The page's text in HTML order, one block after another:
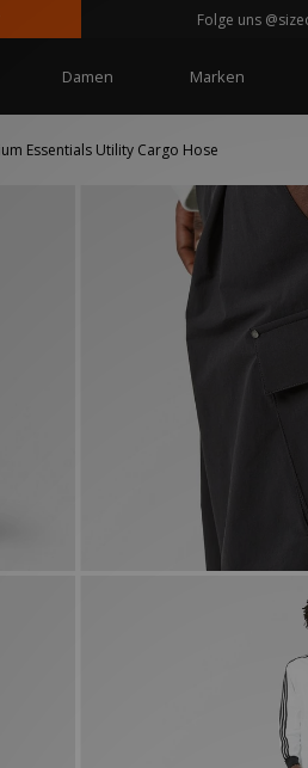
Folge uns
Damen Marken
Essentials Utility Cargo Hose